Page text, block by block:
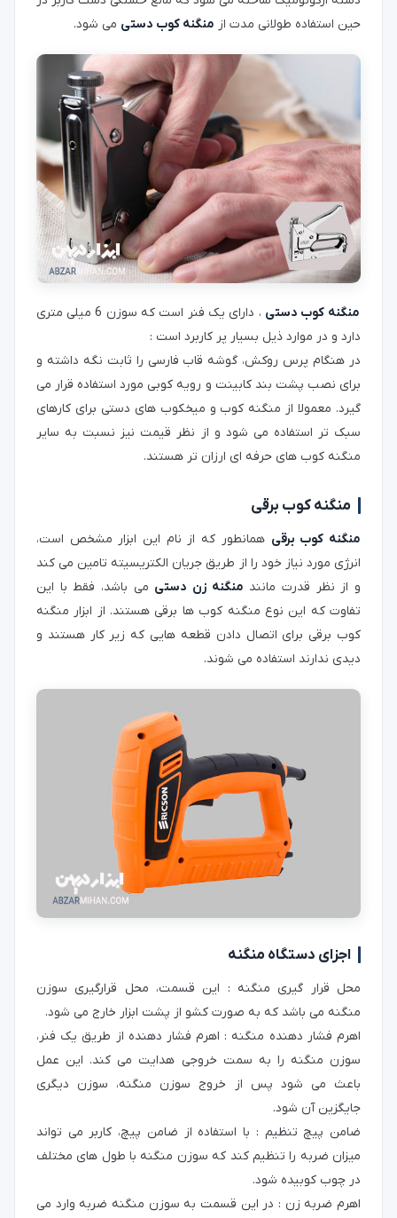
حین استفاده طولانی مدت از منگنه کوب دستی می شود.
منگنه کوب دستی
، دارای یک فنر است که سوزن 6 میلی متری
دارد و در موارد ذیل بسیار پر کاربرد است :
در هنگام پرس روکش، گوشه قاب فارسی را ثابت نگه داشته و
برای نصب پشت بند کابینت و رویه کوبی مورد استفاده قرار می
گیرد. معمولا از منگنه کوب و میخکوب های دستی برای کارهای
سبک تر استفاده می شود و از نظر قیمت نیز نسبت به سایر
منگنه کوب های حرفه ای ارزان تر هستند.
منگنه کوب برقی
منگنه کوب برقی همانطور که از نام این ابزار مشخص است،
انرژی مورد نیاز خود را از طریق جریان الکتریسیته تامین می کند
و از نظر قدرت مانند منگنه زن دستی می باشد، فقط با این
تفاوت که این نوع منگنه کوب ها برقی هستند. از ابزار منگنه
کوب برقی برای اتصال دادن قطعه هایی که زیر کار هستند و
دیدی ندارند استفاده می شوند.
اجزای دستگاه منگنه
محل قرار گیری منگنه : این قسمت، محل قرارگیری سوزن
منگنه می باشد که به صورت کشو از پشت ابزار خارج می شود.
اهرم فشار دهنده منگنه : اهرم فشار دهنده از طریق یک فنر،
سوزن منگنه را به سمت خروجی هدایت می کند. این عمل
باعث می شود پس از خروج سوزن منگنه، سوزن دیگری
جایگزین آن شود.
ضامن پیچ تنظیم : با استفاده از ضامن پیچ، کاربر می تواند
میزان ضربه را تنظیم کند که سوزن منگنه با طول های مختلف
در چوب کوبیده شود.
اهرم ضربه زن : در این قسمت به سوزن منگنه ضربه وارد می